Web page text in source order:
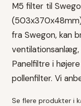
M5 filter til
fra Swegon, kan
Panelfiltre i
pollenfilter. Vi
Se flere produkter i